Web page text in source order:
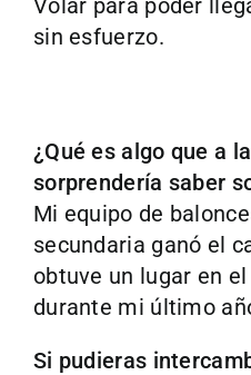
sin esfuerzo.
¿Qué es algo que a
sorprendería saber
Mi equipo de
secundaria ganó el
obtuve un lugar en
durante mi último
Si pudieras